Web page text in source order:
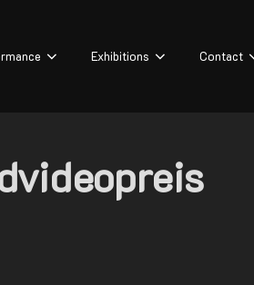
Exhibitions Contact